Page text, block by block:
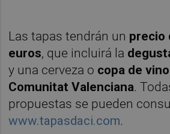
Las tapas tendrán un precio
euros, que incluirá la
y una cerveza o copa de
Comunitat Valenciana.
propuestas se pueden
www.tapasdaci.com.